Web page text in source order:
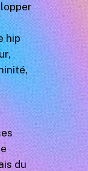
hip
du